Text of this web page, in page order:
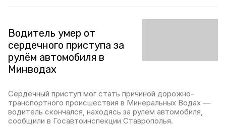
Водитель умер от
сердечного приступа за
рулём автомобиля в
Минводах
Сердечный приступ мог стать причиной дорожно-
транспортного происшествия в Минеральных Водах —
водитель скончался, находясь за рулём автомобиля,
сообщили в Госавтоинспекции Ставрополья.